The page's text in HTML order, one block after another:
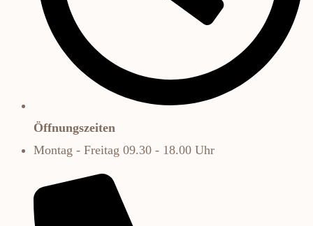
Öffnungszeiten
Montag - Freitag 09.30 - 18.00 Uhr